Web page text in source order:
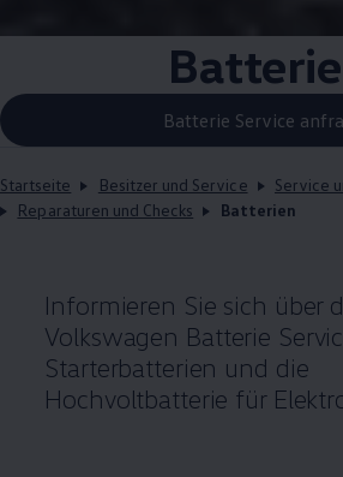
Batterie Service
Startseite Besitzer und Service
Service
Reparaturen und Checks
Batterien
Informieren Sie sich über
Volkswagen Batterie
Starterbatterien und die
Hochvoltbatterie für